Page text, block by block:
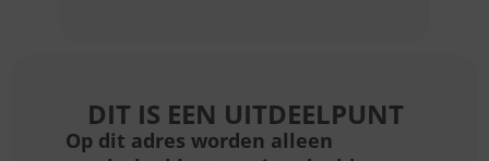
DIT IS EEN UITDEELPUNT
Op dit adres worden alleen